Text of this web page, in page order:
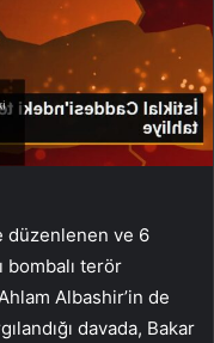
düzenlenen ve 6
bombalı terör
Albashir’in de
davada, Bakar